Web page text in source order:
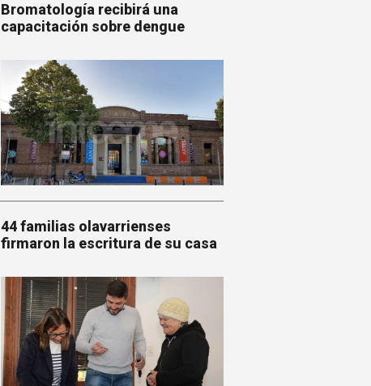
Bromatología recibirá una
capacitación sobre dengue
44 familias olavarrienses
firmaron la escritura de su casa